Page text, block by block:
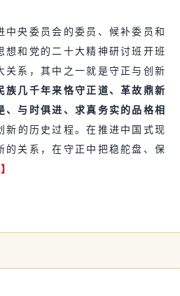
中央委员会的委员、候补委员和
和党的二十大精神研讨班开班
系，其中之一就是守正与创新
族几千年来恪守正道、革故鼎新
与时俱进、求真务实的品格相
新的历史过程。在推进中国式现
关系，在守正中把稳舵盘、保
义】